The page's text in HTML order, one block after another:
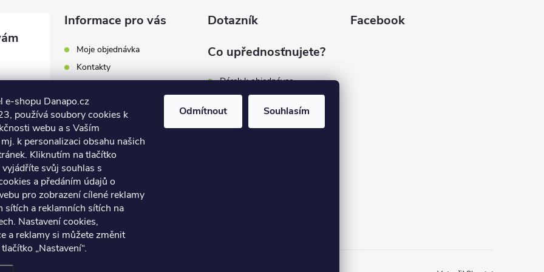
e-shopu Danapo.cz
používá soubory cookies k
webu a s Vaším
k personalizaci obsahu našich
Kliknutím na tlačítko
vyjádříte svůj souhlas s
a předáním údajů o
pro zobrazení cílené reklamy
sítích a reklamních sítích na
Nastavení cookies,
a reklamy si můžete změnit
„Nastavení“.
Odmítnout Souhlasím
446
446
Informace pro vás
Moje objednávka
Kontakty
Hodnocení obchodu
Obchodní podmínky
Reklamace a výměna zboží
Podmínky ochrany osobních
údajů
Soubory cookies
Napište nám
Jak nakupovat? / How to
shop?
Dotazník
Co upřednosťnujete?
Dárek k objednávce
Zákaznický servis
Dopravu zdarma
Facebook